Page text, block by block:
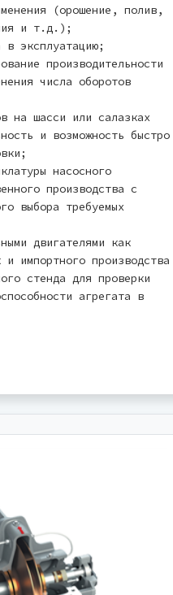
(орошение, полив,
и т.д.);
в эксплуатацию;
производительности
числа оборотов
на шасси или салазках
и возможность быстро
насосного
производства с
выбора требуемых
двигателями как
импортного производства
стенда для проверки
агрегата в